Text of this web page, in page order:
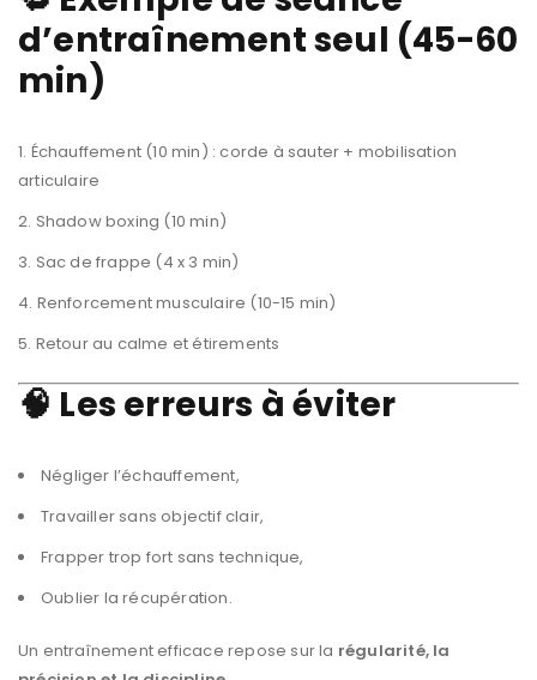
d’entraînement seul (45-60
min)
Échauffement (10 min) : corde à sauter + mobilisation
articulaire
Shadow boxing (10 min)
Sac de frappe (4 x 3 min)
Renforcement musculaire (10-15 min)
Retour au calme et étirements
🧠 Les erreurs à éviter
Négliger l’échauffement,
Travailler sans objectif clair,
Frapper trop fort sans technique,
Oublier la récupération.
Un entraînement efficace repose sur la régularité, la